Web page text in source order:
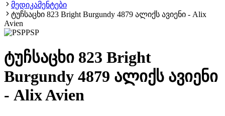
მედიკამენტები
ტუჩსაცხი 823 Bright Burgundy 4879 ალიქს ავიენი - Alix
Avien
PSP
ტუჩსაცხი 823 Bright
Burgundy 4879 ალიქს ავიენი
- Alix Avien